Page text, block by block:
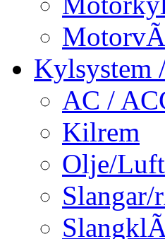
Kylsystem
AC /
Kilrem
Olje/
Slangar/